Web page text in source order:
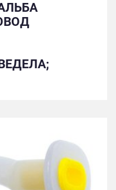
АЛЬБА